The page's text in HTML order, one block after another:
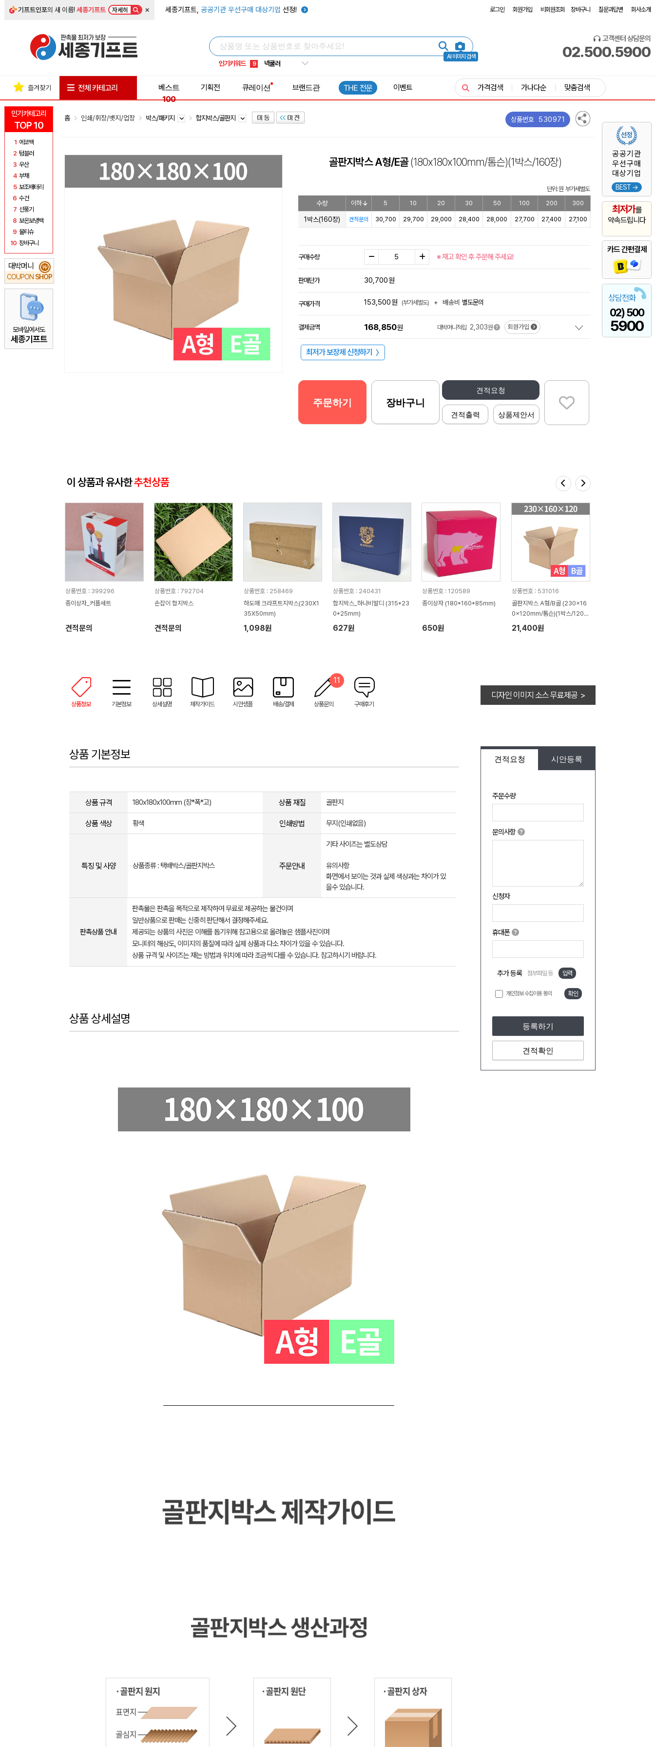
기프트인포의 새 이름!세종기프트 자세히 × 세종기프트, 공공기관 우선구매 대상기업 선정! 로그인 회원가입 비회원조회 장바구니 질문과답변 회사소개
AI 이미지 검색
인기키워드
5 키캡
8 쿨토시
9 넥쿨러
1 선풍기
고객센터 상담문의
02.500.5900
인기카테고리
TOP 10
1 에코백
2 텀블러
3 우산
4 부채
5 보조배터리
6 수건
7 선풍기
8 보온보냉백
9 물티슈
10 장바구니
대박머니
COUPON SHOP
₩
모바일에서도
세종기프트
공공기관
우선구매
대상기업
BEST →
최저가를
약속드립니다
카드 간편결제
상담전화
02) 500
5900
즐겨찾기 전체 카테고리
베스트
100
기획전 큐레이션 브랜드관 THE 전문 이벤트 가격검색 가나다순 맞춤검색
홈 인쇄/휘장/뱃지/업장 박스/패키지 합지박스/골판지 상품번호 530971
골판지박스 A형/E골(180x180x100mm/톰슨)(1박스/160장)
단위: 원 부가세별도
수량 이하 5 10 20 30 50 100 200 300
1박스(160장) 견적문의 30,700 29,700 29,000 28,400 28,000 27,700 27,400 27,100
구매수량 ※ 재고 확인 후 주문해 주세요!
판매단가 30,700원
구매가격 153,500원 (부가세별도) + 배송비 별도문의
결제금액 168,850원 대박머니적립 2,303원 회원가입
최저가 보장제 신청하기 〉
견적요청
견적출력 상품제안서
주문하기 장바구니
이 상품과 유사한추천상품
상품번호 : 399296
종이상자_커플세트
견적문의
상품번호 : 792704
손잡이 합지박스
견적문의
상품번호 : 258469
하도매 크라프트지박스(230X1
35X50mm)
1,098원
상품번호 : 240431
합지박스_하나비발디 (315*23
0*25mm)
627원
상품번호 : 120589
종이상자 (180*160*85mm)
650원
상품번호 : 531016
골판지박스 A형/B골 (230x16
0x120mm/톰슨)(1박스/120
장)
21,400원
상품정보 기본정보 상세설명 제작가이드 시안샘플 배송/결제 상품문의
11
구매후기
디자인 이미지 소스 무료제공 >
견적요청 시안등록
주문수량
문의사항
신청자
휴대폰
추가 등록 첨부파일 등 입력
개인정보 수집이용 동의 확인
등록하기
견적확인
상품 기본정보
상품 규격 180x180x100mm (장*폭*고) 상품 재질 골판지
상품 색상 황색 인쇄방법 무지(인쇄없음)
특징 및 사양 상품종류 : 택배박스/골판지박스 주문안내
기타 사이즈는 별도상담
유의사항
화면에서 보이는 것과 실제 색상과는 차이가 있
을수 있습니다.
판촉상품 안내
판촉물은 판촉을 목적으로 제작하여 무료로 제공하는 물건이며
일반상품으로 판매는 신중히 판단해서 결정해주세요.
제공되는 상품의 사진은 이해를 돕기위해 참고용으로 올려놓은 샘플사진이며
모니터의 해상도, 이미지의 품질에 따라 실제 상품과 다소 차이가 있을 수 있습니다.
상품 규격 및 사이즈는 재는 방법과 위치에 따라 조금씩 다를 수 있습니다. 참고하시기 바랍니다.
상품 상세설명